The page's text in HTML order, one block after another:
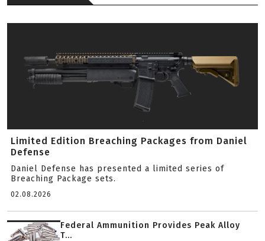
Limited Edition Breaching Packages from Daniel
Defense
Daniel Defense has presented a limited series of
Breaching Package sets.
02.08.2026
Federal Ammunition Provides Peak Alloy
T...